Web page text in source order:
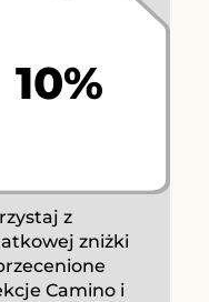
10%
z
zniżki
Camino i